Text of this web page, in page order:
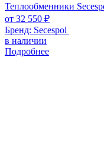
Теплообменники
от 32 550 ₽
Бренд: Secespol
в наличии
Подробнее